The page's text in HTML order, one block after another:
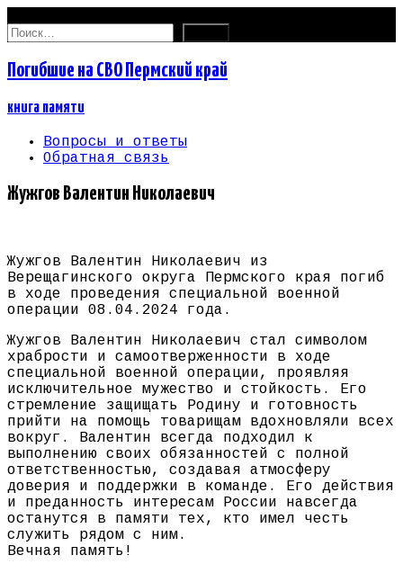
Найти:
Погибшие на СВО Пермский край
книга памяти
Вопросы и ответы
Обратная связь
Жужгов Валентин Николаевич
Жужгов Валентин Николаевич из
Верещагинского округа Пермского края погиб
в ходе проведения специальной военной
операции 08.04.2024 года.
Жужгов Валентин Николаевич стал символом
храбрости и самоотверженности в ходе
специальной военной операции, проявляя
исключительное мужество и стойкость. Его
стремление защищать Родину и готовность
прийти на помощь товарищам вдохновляли всех
вокруг. Валентин всегда подходил к
выполнению своих обязанностей с полной
ответственностью, создавая атмосферу
доверия и поддержки в команде. Его действия
и преданность интересам России навсегда
останутся в памяти тех, кто имел честь
служить рядом с ним.
Вечная память!